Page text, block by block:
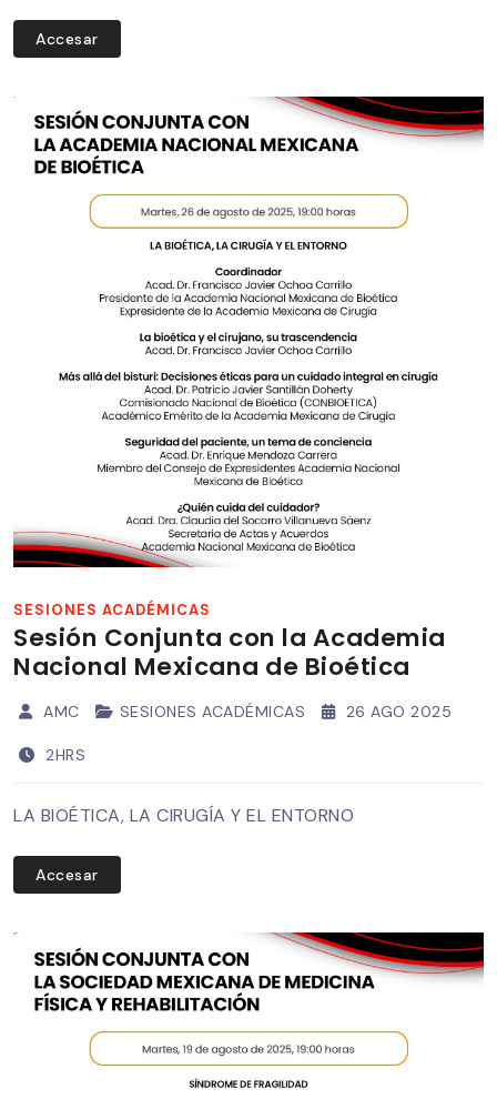
Accesar
SESIONES ACADÉMICAS
Sesión Conjunta con la Academia
Nacional Mexicana de Bioética
AMC SESIONES ACADÉMICAS 26 AGO 2025
2HRS
LA BIOÉTICA, LA CIRUGÍA Y EL ENTORNO
Accesar